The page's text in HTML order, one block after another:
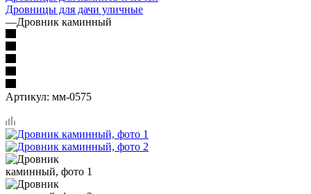
Дровницы для дачи уличные
—Дровник каминный
Артикул: мм-0575